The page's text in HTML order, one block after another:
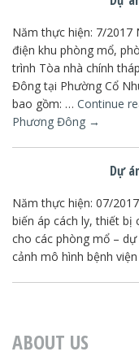
Năm thực hiện: 7/2017
điện khu phòng mổ,
trình Tòa nhà chính
Đông tại Phường Cổ
bao gồm: … Continue
Phương Đông →
Dự
Năm thực hiện: 07/
biến áp cách ly, thiết bị
cho các phòng mổ – dự
cảnh mô hình bệnh
ABOUT US